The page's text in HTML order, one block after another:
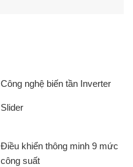
Công nghệ biến tần Inverter
Slider
Điều khiển thông minh 9 mức
công suất